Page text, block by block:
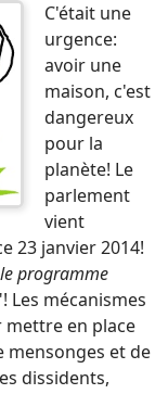
C'était une
urgence:
avoir une
maison, c'est
dangereux
pour la
planète! Le
parlement
vient
23 janvier 2014!
programme
Les mécanismes
mettre en place
mensonges et de
dissidents,